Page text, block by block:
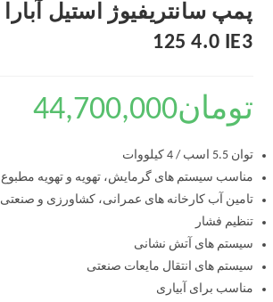
125 4.0 IE3
تومان44,700,000
توان 5.5 اسب / 4 کیلووات
مناسب سیستم های گرمایش، تهویه و تهویه مطبوع
تامین آب کارخانه های عمرانی، کشاورزی و صنعتی
تنظیم فشار
سیستم های آتش نشانی
سیستم های انتقال مایعات صنعتی
مناسب برای آبیاری